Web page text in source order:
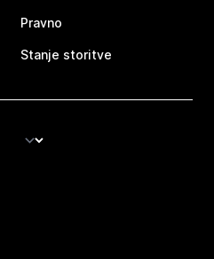
Pravno
Stanje storitve